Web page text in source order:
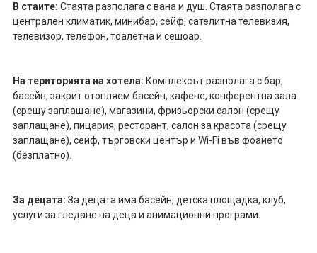
В стаите: Стаята разполага с вана и душ. Стаята разполага с
централен климатик, минибар, сейф, сателитна телевизия,
телевизор, телефон, тоалетна и сешоар.
На територията на хотела: Комплексът разполага с бар,
басейн, закрит отопляем басейн, кафене, конферентна зала
(срещу заплащане), магазини, фризьорски салон (срещу
заплащане), пицария, ресторант, салон за красота (срещу
заплащане), сейф, търговски център и Wi-Fi във фоайето
(безплатно).
За децата: За децата има басейн, детска площадка, клуб,
услуги за гледане на деца и анимационни програми.